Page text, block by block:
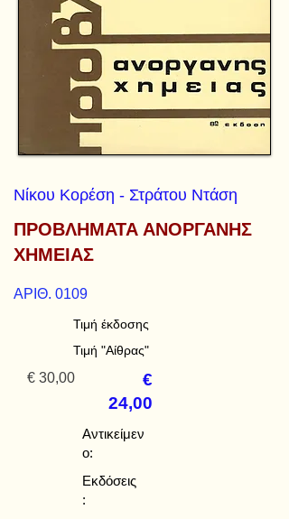
Νίκου Κορέση - Στράτου Ντάση
ΠΡΟΒΛΗΜΑΤΑ ΑΝΟΡΓΑΝΗΣ
ΧΗΜΕΙΑΣ
ΑΡΙΘ. 0109
Τιμή έκδοσης
Τιμή "Αίθρας"
€ 30,00
€
24,00
Αντικείμεν
ο:
Εκδόσεις
: